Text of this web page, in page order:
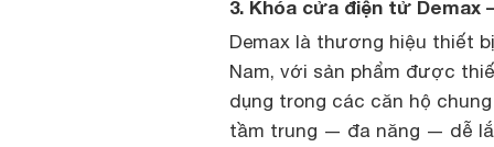
3. Khóa cửa điện tử Demax
Demax là thương hiệu thiết
Nam, với sản phẩm được
dụng trong các căn hộ
tầm trung — đa năng — dễ